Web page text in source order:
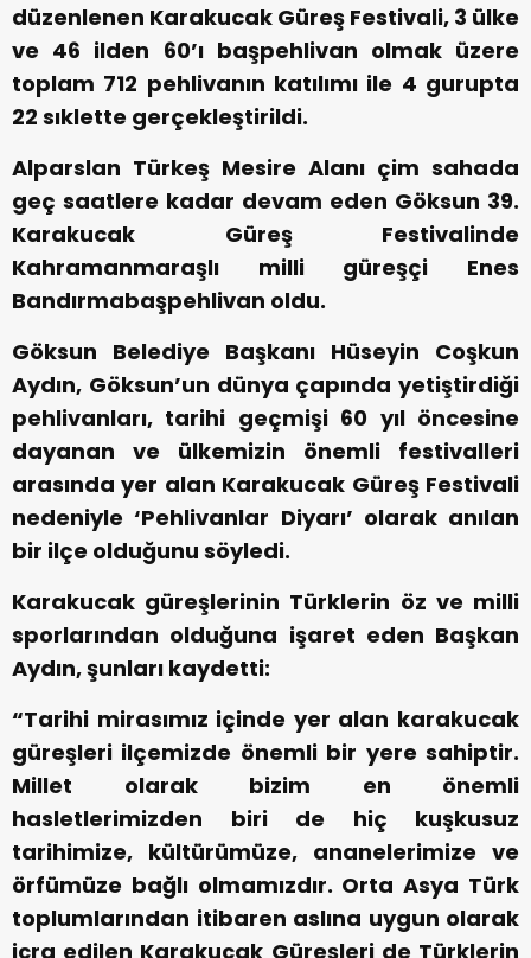
düzenlenen Karakucak Güreş Festivali, 3 ülke
ve 46 ilden 60’ı başpehlivan olmak üzere
toplam 712 pehlivanın katılımı ile 4 gurupta
22 sıklette gerçekleştirildi.
Alparslan Türkeş Mesire Alanı çim sahada
geç saatlere kadar devam eden Göksun 39.
Karakucak Güreş Festivalinde
Kahramanmaraşlı milli güreşçi Enes
Bandırmabaşpehlivan oldu.
Göksun Belediye Başkanı Hüseyin Coşkun
Aydın, Göksun’un dünya çapında yetiştirdiği
pehlivanları, tarihi geçmişi 60 yıl öncesine
dayanan ve ülkemizin önemli festivalleri
arasında yer alan Karakucak Güreş Festivali
nedeniyle ‘Pehlivanlar Diyarı’ olarak anılan
bir ilçe olduğunu söyledi.
Karakucak güreşlerinin Türklerin öz ve milli
sporlarından olduğuna işaret eden Başkan
Aydın, şunları kaydetti:
“Tarihi mirasımız içinde yer alan karakucak
güreşleri ilçemizde önemli bir yere sahiptir.
Millet olarak bizim en önemli
hasletlerimizden biri de hiç kuşkusuz
tarihimize, kültürümüze, ananelerimize ve
örfümüze bağlı olmamızdır. Orta Asya Türk
toplumlarından itibaren aslına uygun olarak
icra edilen Karakucak Güreşleri de Türklerin